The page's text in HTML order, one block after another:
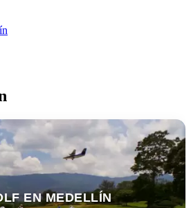
EN MEDELLÍN